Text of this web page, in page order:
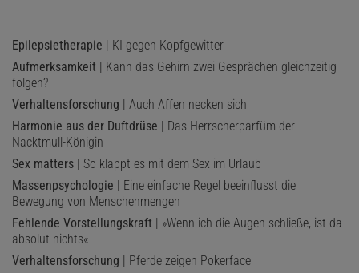
Epilepsietherapie | KI gegen Kopfgewitter
Aufmerksamkeit | Kann das Gehirn zwei Gesprächen gleichzeitig
folgen?
Verhaltensforschung | Auch Affen necken sich
Harmonie aus der Duftdrüse | Das Herrscherparfüm der
Nacktmull-Königin
Sex matters | So klappt es mit dem Sex im Urlaub
Massenpsychologie | Eine einfache Regel beeinflusst die
Bewegung von Menschenmengen
Fehlende Vorstellungskraft | »Wenn ich die Augen schließe, ist da
absolut nichts«
Verhaltensforschung | Pferde zeigen Pokerface